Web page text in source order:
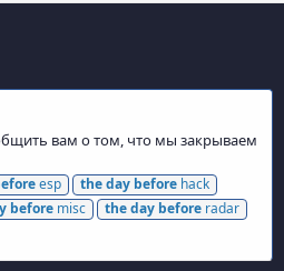
вам о том, что мы закрываем
esp theday before hack
before misc theday before radar